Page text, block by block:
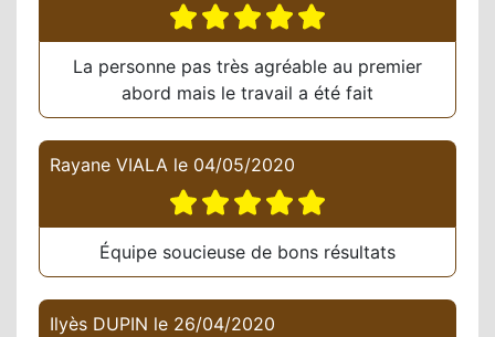
La personne pas très agréable au premier
abord mais le travail a été fait
Rayane VIALA le 04/05/2020
Équipe soucieuse de bons résultats
Ilyès DUPIN le 26/04/2020